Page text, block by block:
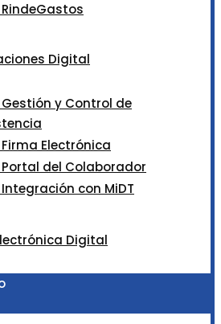
RindeGastos
Digital
Gestión y Control de
Firma Electrónica
Portal del Colaborador
Integración con MiDT
Digital